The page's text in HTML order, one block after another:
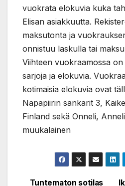
vuokrata elokuvia kuka
Elisan asiakkuutta.
maksutonta ja
onnistuu laskulla tai
Viihteen vuokraamossa
sarjoja ja elokuvia.
kotimaisia elokuvia ovat
Napapiirin sankarit 3,
Finland sekä Onneli,
muukalainen
Tuntematon sotilas